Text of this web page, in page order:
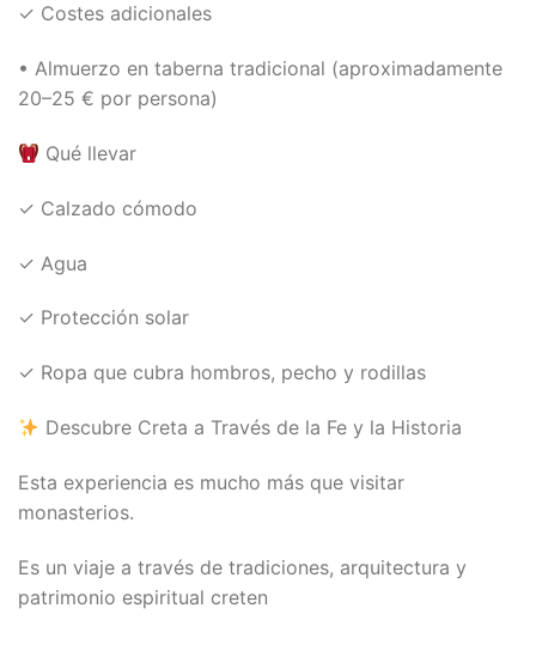
✓ Costes adicionales
• Almuerzo en taberna tradicional (aproximadamente
20–25 € por persona)
Qué llevar
✓ Calzado cómodo
✓ Agua
✓ Protección solar
✓ Ropa que cubra hombros, pecho y rodillas
Descubre Creta a Través de la Fe y la Historia
Esta experiencia es mucho más que visitar
monasterios.
Es un viaje a través de tradiciones, arquitectura y
patrimonio espiritual creten